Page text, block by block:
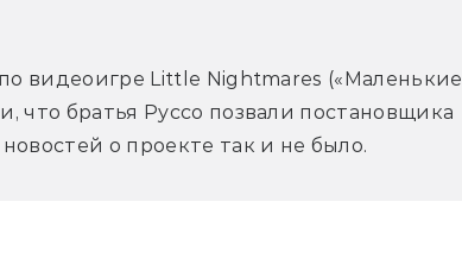
видеоигре Little Nightmares («Маленькие
что братья Руссо позвали постановщика
о проекте так и не было.